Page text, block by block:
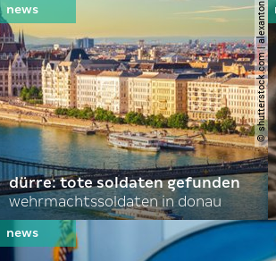
© shutterstock.com | alexanton
dürre: tote soldaten gefunden
wehrmachtssoldaten in donau